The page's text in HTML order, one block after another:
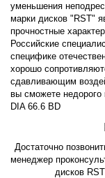
уменьшения
марки дисков "RST"
прочностные
Российские
специфике
хорошо
сдавливающим
вы сможете недорого
DIA 66.6 BD
Достаточно
менеджер
дисков